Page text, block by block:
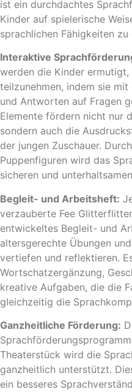
ist ein durchdachtes
Kinder auf spielerische
sprachlichen Fähigkeiten
Interaktive
werden die Kinder ermutigt,
teilzunehmen, indem sie
und Antworten auf Fragen
Elemente fördern nicht nur
sondern auch die
der jungen Zuschauer.
Puppenfiguren wird das
sicheren und
Begleit- und Arbeitsheft:
verzauberte Fee
entwickeltes Begleit- und
altersgerechte Übungen
vertiefen und reflektieren.
Wortschatzergänzung,
kreative Aufgaben, die die
gleichzeitig die
Ganzheitliche Förderung:
Theaterstück wird die
ganzheitlich unterstützt.
ein besseres